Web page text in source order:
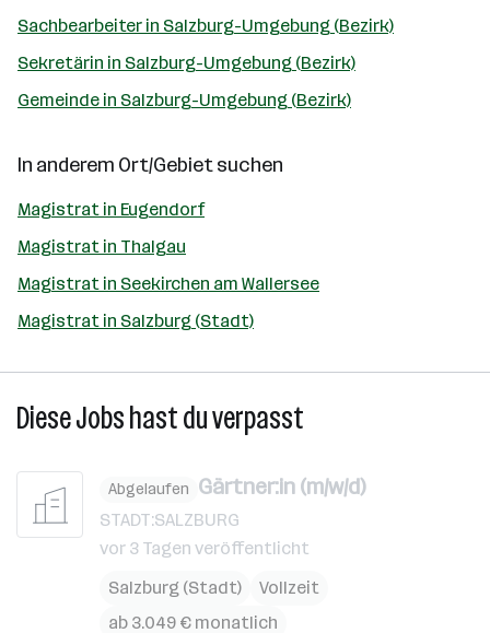
Sachbearbeiter in Salzburg-Umgebung (Bezirk)
Sekretärin in Salzburg-Umgebung (Bezirk)
Gemeinde in Salzburg-Umgebung (Bezirk)
In anderem Ort/Gebiet suchen
Magistrat in Eugendorf
Magistrat in Thalgau
Magistrat in Seekirchen am Wallersee
Magistrat in Salzburg (Stadt)
Diese Jobs hast du verpasst
Abgelaufen Gärtner:in (m/w/d)
STADT:SALZBURG
vor 3 Tagen veröffentlicht
Salzburg (Stadt)
Vollzeit
ab 3.049 € monatlich